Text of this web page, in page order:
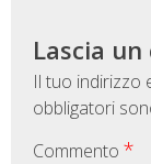
Lascia
Il tuo indirizzo
obbligatori
Commento *